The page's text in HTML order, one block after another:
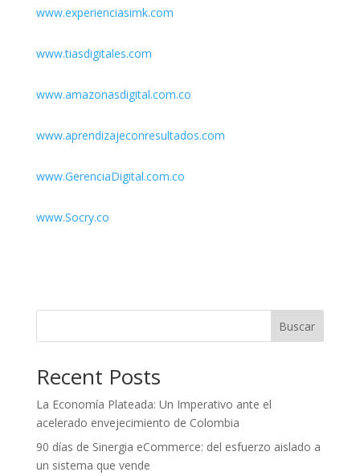
www.experienciasimk.com
www.tiasdigitales.com
www.amazonasdigital.com.co
www.aprendizajeconresultados.com
www.GerenciaDigital.com.co
www.Socry.co
Buscar
Recent Posts
La Economía Plateada: Un Imperativo ante el
acelerado envejecimiento de Colombia
90 días de Sinergia eCommerce: del esfuerzo aislado a
un sistema que vende